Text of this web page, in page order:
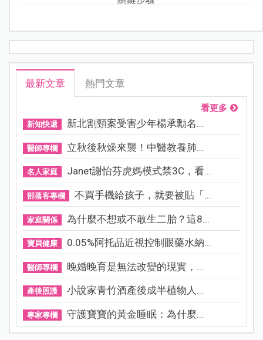
最新文章 熱門文章
看更多
新知快遞 新北割頸案受害少年楊承勳名...
醫師專欄 立秋後秋燥來襲！中醫教養肺...
名人家庭 Janet謝怡芬虎媽模式禁3C，看...
部落客專欄 不買手機給孩子，就要被貼「...
家庭關係 為什麼不想或不敢生二胎？這8...
寶貝健康 0.05%阿托品近視控制眼藥水納...
醫師專欄 晚婚晚育是無法改變的現實，...
產後照護 小說家青竹酒產後成半植物人...
專家專欄 守護寶寶的黃金睡眠：為什麼...